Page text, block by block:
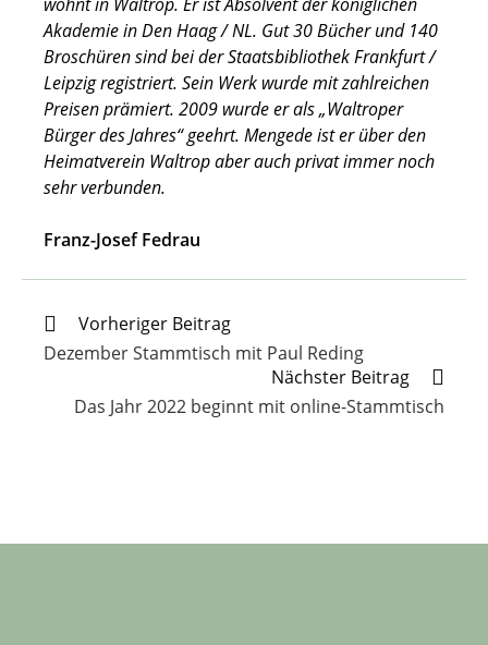
Akademie in Den Haag / NL. Gut 30 Bücher und 140
Broschüren sind bei der Staatsbibliothek Frankfurt /
Leipzig registriert. Sein Werk wurde mit zahlreichen
Preisen prämiert. 2009 wurde er als „Waltroper
Bürger des Jahres“ geehrt. Mengede ist er über den
Heimatverein Waltrop aber auch privat immer noch
sehr verbunden.
Franz-Josef Fedrau
Weitere
Artikel
ansehen
Vorheriger Beitrag
Dezember Stammtisch mit Paul Reding
Nächster Beitrag
Das Jahr 2022 beginnt mit online-Stammtisch